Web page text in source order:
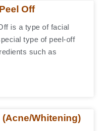
Off
is a type of facial
type of peel-off
such as
Whitening)